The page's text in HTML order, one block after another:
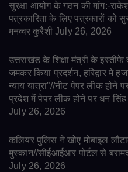
सुरक्षा आयोग के गठन की मांग:-राकेश
पत्रकारिता के लिए पत्रकारों को
मनव्वर कुरैशी July 26, 2026
उत्तराखंड के शिक्षा मंत्री के
जमकर किया प्रदर्शन, हरिद्वार मे
न्याय यात्रा”//नीट पेपर लीक होने
प्रदेश में पेपर लीक होने पर धन सिंह
July 26, 2026
कलियर पुलिस ने खोए मोबाइल
मुस्कान//सीईआईआर पोर्टल से
July 26, 2026